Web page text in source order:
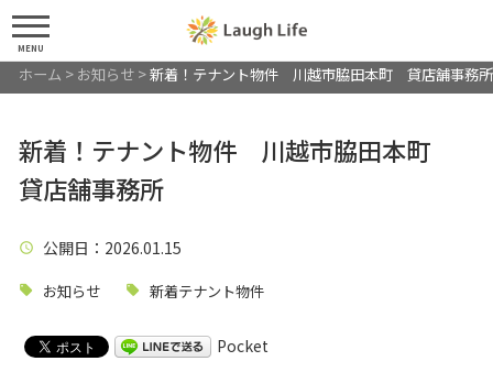
MENU
ホーム > お知らせ>新着！テナント物件 川越市脇田本町 貸店舗事務所
新着！テナント物件 川越市脇田本町
貸店舗事務所
公開日 ：2026.01.15
お知らせ 新着テナント物件
Pocket